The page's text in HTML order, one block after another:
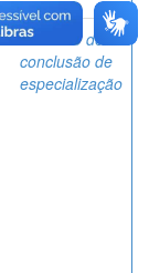
Trabalho de
conclusão de
especialização